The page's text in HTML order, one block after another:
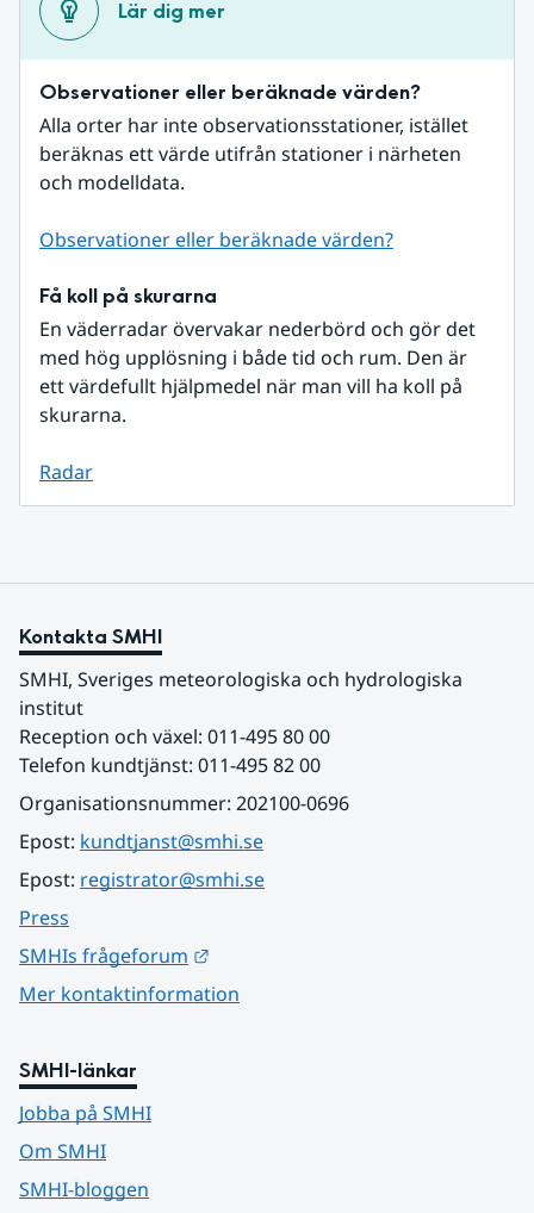
Lär dig mer
Observationer eller beräknade värden?
Alla orter har inte observationsstationer, istället
beräknas ett värde utifrån stationer i närheten
och modelldata.
Observationer eller beräknade värden?
Få koll på skurarna
En väderradar övervakar nederbörd och gör det
med hög upplösning i både tid och rum. Den är
ett värdefullt hjälpmedel när man vill ha koll på
skurarna.
Radar
Kontakta SMHI
SMHI, Sveriges meteorologiska och hydrologiska
institut
Reception och växel: 011-495 80 00
Telefon kundtjänst: 011-495 82 00
Organisationsnummer: 202100-0696
Epost: kundtjanst@smhi.se
Epost: registrator@smhi.se
Press
SMHIs frågeforum
Mer kontaktinformation
SMHI-länkar
Jobba på SMHI
Om SMHI
SMHI-bloggen